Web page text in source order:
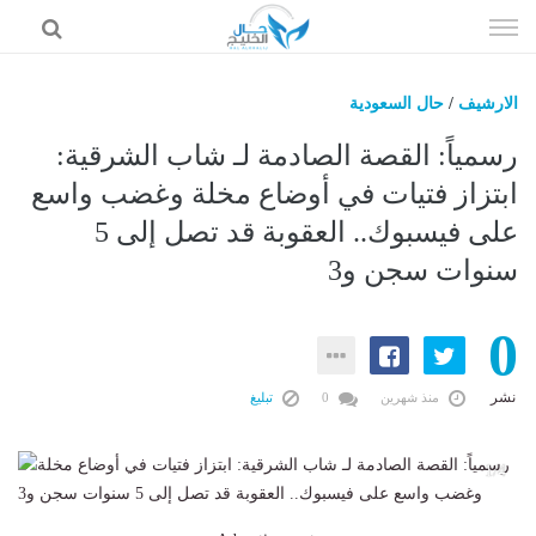
الى
الارشيف / حال السعودية
رسمياً: القصة الصادمة لـ شاب الشرقية:
ابتزاز فتيات في أوضاع مخلة وغضب واسع
على فيسبوك.. العقوبة قد تصل إلى 5
سنوات سجن و3
0
نشر منذ شهرين تبليغ
1/4
حال السعودية
حال الإمارات
حال الرياضة